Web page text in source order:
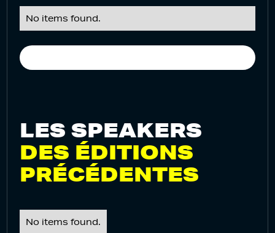
No items found.
LES SPEAKERS
DES ÉDITIONS
PRÉCÉDENTES
No items found.